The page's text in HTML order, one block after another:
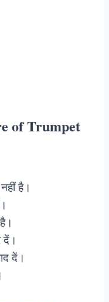
of Trumpet
है।
दें।
दें।